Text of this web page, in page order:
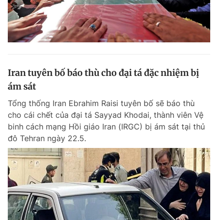
Iran tuyên bố báo thù cho đại tá đặc nhiệm bị
ám sát
Tổng thống Iran Ebrahim Raisi tuyên bố sẽ báo thù
cho cái chết của đại tá Sayyad Khodai, thành viên Vệ
binh cách mạng Hồi giáo Iran (IRGC) bị ám sát tại thủ
đô Tehran ngày 22.5.